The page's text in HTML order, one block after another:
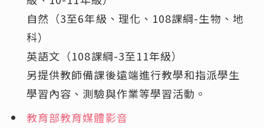
自然（3至6年級、理化、108課綱-生物、地
科）
英語文（108課綱-3至11年級）
另提供教師備課後遠端進行教學和指派學生
學習內容、測驗與作業等學習活動。
教育部教育媒體影音